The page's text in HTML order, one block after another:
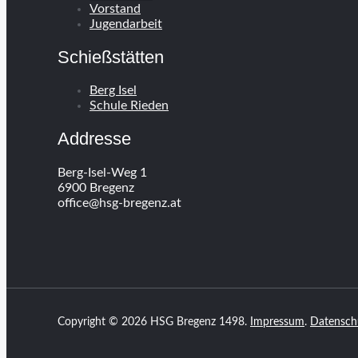
Vorstand
Jugendarbeit
Schießstätten
Berg Isel
Schule Rieden
Addresse
Berg-Isel-Weg 1
6900 Bregenz
office@hsg-bregenz.at
Copyright © 2026 HSG Bregenz 1498. Impressum.